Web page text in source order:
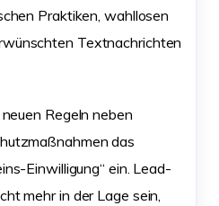
Praktiken, wahllosen
Textnachrichten
Regeln neben
das
Einwilligung“ ein. Lead-
mehr in der Lage sein,